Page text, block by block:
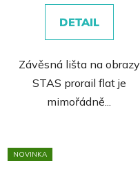
DETAIL
Závěsná lišta na obrazy
STAS prorail flat je
mimořádně...
NOVINKA